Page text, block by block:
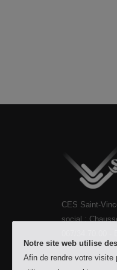
CES Saint-
social :
Notre site web utilise
Afin de rendre votre visite